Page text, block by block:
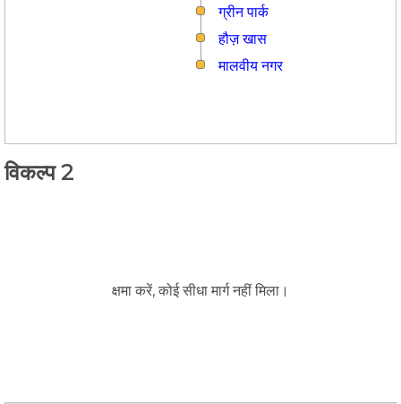
ग्रीन पार्क
हौज़ खास
मालवीय नगर
विकल्प 2
क्षमा करें, कोई सीधा मार्ग नहीं मिला।